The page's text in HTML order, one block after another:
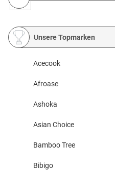
Unsere Topmarken
Acecook
Afroase
Ashoka
Asian Choice
Bamboo Tree
Bibigo